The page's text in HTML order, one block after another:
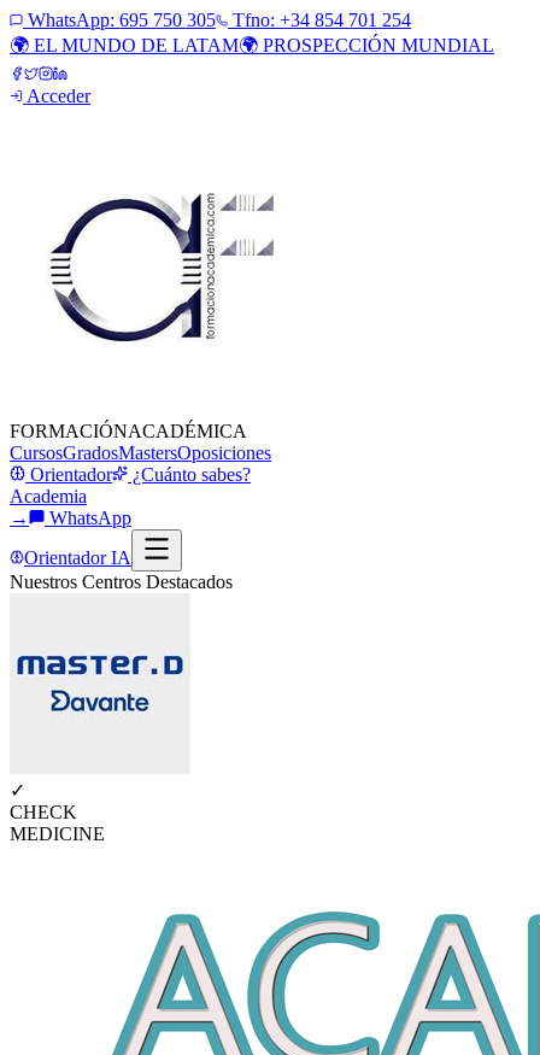
WhatsApp: 695 750 305
Tfno: +34 854 701 254
🌍 EL MUNDO DE LATAM🌍 PROSPECCIÓN MUNDIAL
Acceder
FORMACIÓNACADÉMICA
CursosGradosMastersOposiciones
Orientador
¿Cuánto sabes?
Academia
→
WhatsApp
Orientador IA
Nuestros Centros Destacados
✓
CHECK
MEDICINE